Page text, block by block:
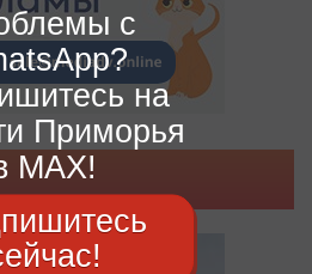
с
на
Приморья
MAX!